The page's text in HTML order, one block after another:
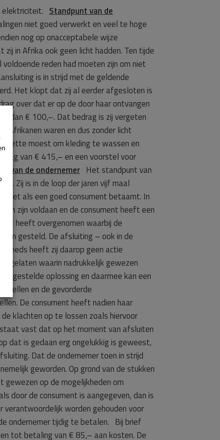
Standpunt van de
niet goed verwerkt en veel te hoge
nog op onacceptabele wijze
in Afrika ook geen licht hadden. Ten tijde
reden had moeten zijn om niet
is in strijd met de geldende
Het klopt dat zij al eerder afgesloten is
over dat er op de door haar ontvangen
dan € 100,–. Dat bedrag is zij vergeten
Afrikanen waren en dus zonder licht
moest om kleding te wassen en
van € 415,– en een voorstel voor
van de ondernemer Het standpunt van
Zij is in de loop der jaren vijf maal
niet als een goed consument betaamt. In
zijn voldaan en de consument heeft een
heeft overgenomen waarbij de
gesteld. De afsluiting – ook in de
steeds heeft zij daarop geen actie
waarin nadrukkelijk gewezen
oplossing en daarmee kan een
stellen en de gevorderde
De consument heeft nadien haar
klachten op te lossen zoals hiervoor
vast dat op het moment van afsluiten
dat is gedaan erg ongelukkig is geweest,
Dat de ondernemer toen in strijd
geworden. Op grond van de stukken
op de mogelijkheden om
door de consument is aangegeven, dan is
verantwoordelijk worden gehouden voor
ondernemer tijdig te betalen. Bij brief
tot betaling van € 85,– aan kosten. De